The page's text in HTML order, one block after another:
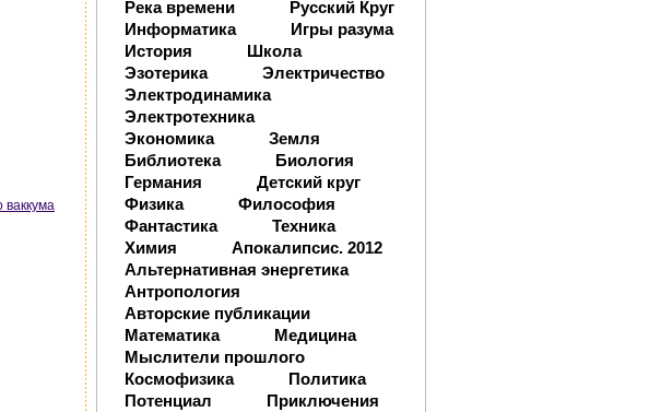
Река времени
Русский Круг
Информатика
Игры разума
История
Школа
Эзотерика
Электричество
Электродинамика
Электротехника
Экономика
Земля
Библиотека
Биология
Германия
Детский круг
Физика
Философия
Фантастика
Техника
Химия
Апокалипсис. 2012
Альтернативная энергетика
Антропология
Авторские публикации
Математика
Медицина
Мыслители прошлого
Космофизика
Политика
Потенциал
Приключения